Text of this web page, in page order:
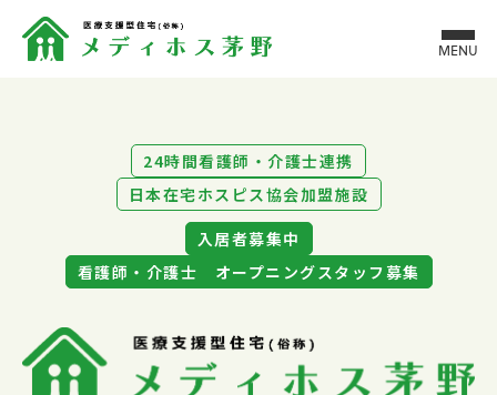
MENU
24時間看護師・介護士連携
日本在宅ホスピス協会加盟施設
入居者募集中
看護師・介護士 オープニングスタッフ募集